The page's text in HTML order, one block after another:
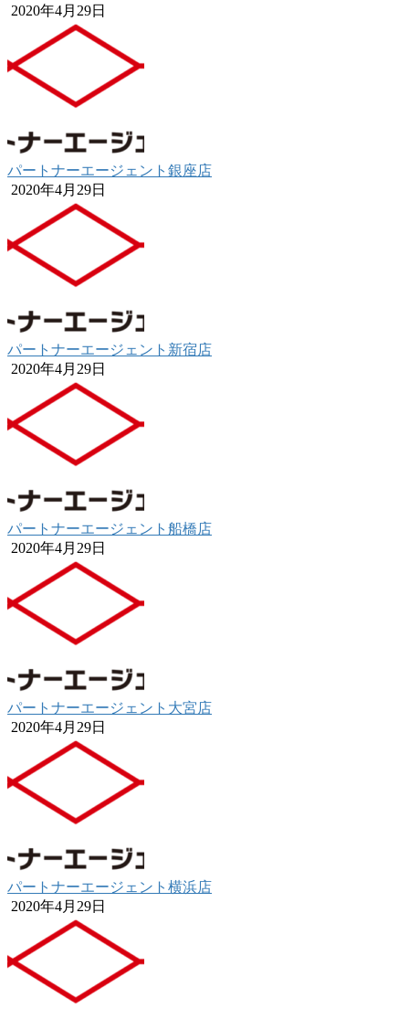
2020年4月29日
パートナーエージェント銀座店
2020年4月29日
パートナーエージェント新宿店
2020年4月29日
パートナーエージェント船橋店
2020年4月29日
パートナーエージェント大宮店
2020年4月29日
パートナーエージェント横浜店
2020年4月29日